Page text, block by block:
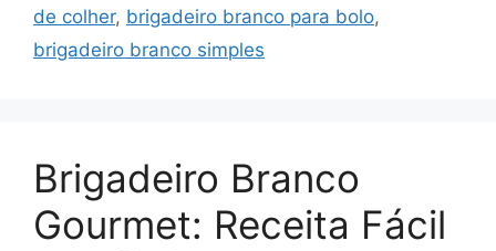
de colher, brigadeiro branco para bolo,
brigadeiro branco simples
Brigadeiro Branco
Gourmet: Receita Fácil